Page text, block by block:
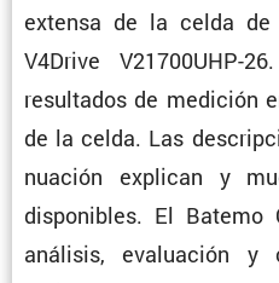
extensa de la celda
V4Drive V21700UHP-
resul­tados de medición
de la celda. Las
nua­ción explican y
dispo­ni­bles. El Batemo
análisis, evalua­ción y